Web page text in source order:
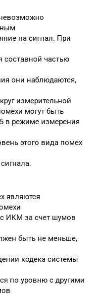
невозможно
на сигнал. При
составной частью
они наблюдаются,
измерительной
могут быть
в режиме измерения
этого вида помех
являются
ИКМ за счет шумов
быть не меньше,
кодека системы
по уровню с другими